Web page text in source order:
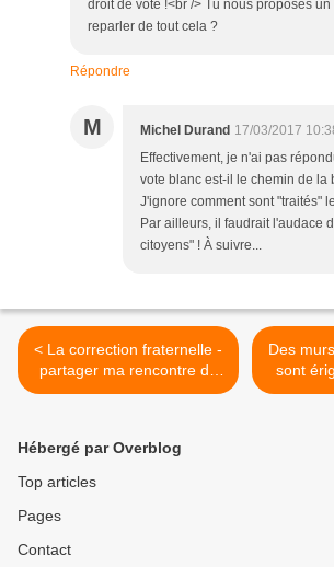
droit de vote !<br /> Tu nous proposes
reparler de tout cela ?
Répondre
M Michel Durand 17/03/2017
Effectivement, je n'ai pas
vote blanc est-il le chemin de la
J'ignore comment sont "traités"
Par ailleurs, il faudrait l'audace
citoyens" ! À suivre...
< La correction fraternelle -
partager ma rencontre du
Christ. Si ton frère (ta sœur)
Des
sont
Balkans
Hébergé par Overblog
Top articles
Pages
Contact